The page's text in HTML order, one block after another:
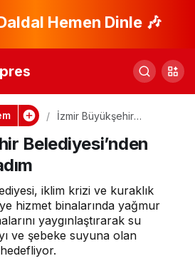
Hemen Dinle 🎶
İzmir Büyükşehir
sürdürülebilir adım
Belediyesi’nden
iklim krizi ve kuraklık
hizmet binalarında yağmur
yaygınlaştırarak su
ve şebeke suyuna olan
hedefliyor.
Paylaş